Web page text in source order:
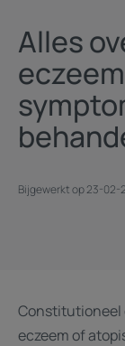
Alles
Bijgewerkt op23-02-
Constitutioneel
eczeem of